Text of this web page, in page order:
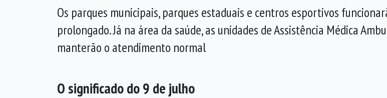
Os parques municipais, parques estaduais e centros esportivos
prolongado. Já na área da saúde, as unidades de Assistência Médica
manterão o atendimento normal
O significado do 9 de julho